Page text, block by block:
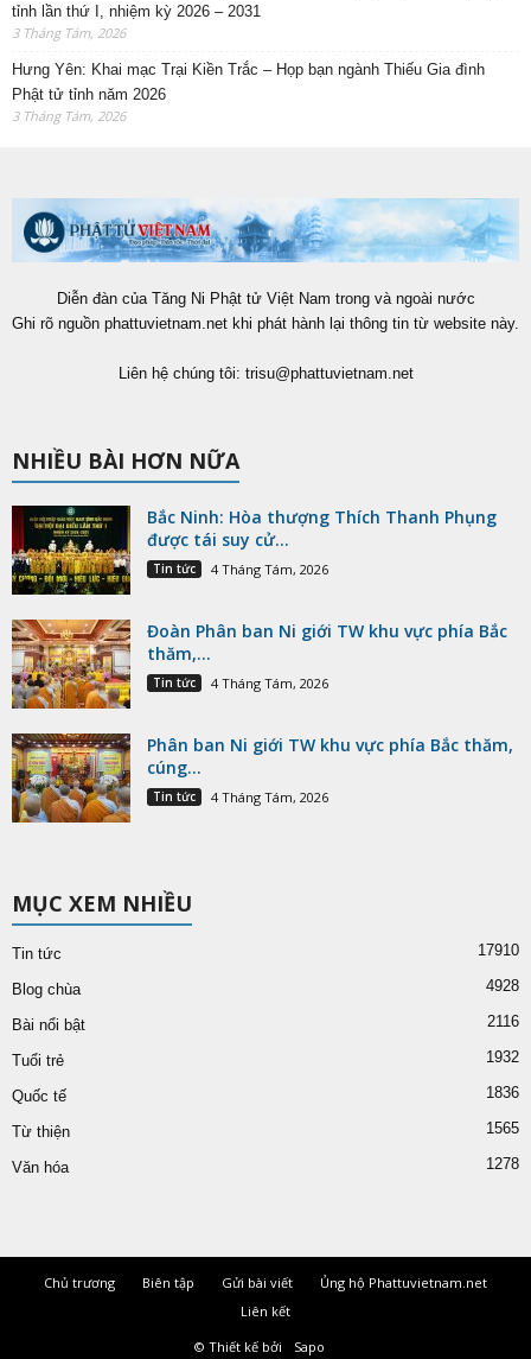
tỉnh lần thứ I, nhiệm kỳ 2026 – 2031
3 Tháng Tám, 2026
Hưng Yên: Khai mạc Trại Kiền Trắc – Họp bạn ngành Thiếu Gia đình
Phật tử tỉnh năm 2026
3 Tháng Tám, 2026
Diễn đàn của Tăng Ni Phật tử Việt Nam trong và ngoài nước
Ghi rõ nguồn phattuvietnam.net khi phát hành lại thông tin từ website này.
Liên hệ chúng tôi: trisu@phattuvietnam.net
NHIỀU BÀI HƠN NỮA
Bắc Ninh: Hòa thượng Thích Thanh Phụng
được tái suy cử...
Tin tức 4 Tháng Tám, 2026
Đoàn Phân ban Ni giới TW khu vực phía Bắc
thăm,...
Tin tức 4 Tháng Tám, 2026
Phân ban Ni giới TW khu vực phía Bắc thăm,
cúng...
Tin tức 4 Tháng Tám, 2026
MỤC XEM NHIỀU
Tin tức 17910
Blog chùa 4928
Bài nổi bật 2116
Tuổi trẻ 1932
Quốc tế 1836
Từ thiện 1565
Văn hóa 1278
Chủ trương Biên tập Gửi bài viết
Ủng hộ Phattuvietnam.net
Liên kết
© Thiết kế bởi
Sapo